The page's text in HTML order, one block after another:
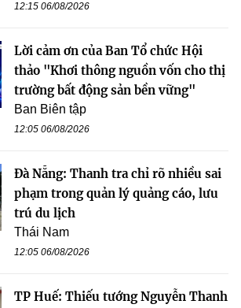
12:15 06/08/2026
Lời cảm ơn của Ban Tổ chức Hội
thảo "Khơi thông nguồn vốn cho thị
trường bất động sản bền vững"
Ban Biên tập
12:05 06/08/2026
Đà Nẵng: Thanh tra chỉ rõ nhiều sai
phạm trong quản lý quảng cáo, lưu
trú du lịch
Thái Nam
12:05 06/08/2026
TP Huế: Thiếu tướng Nguyễn Thanh